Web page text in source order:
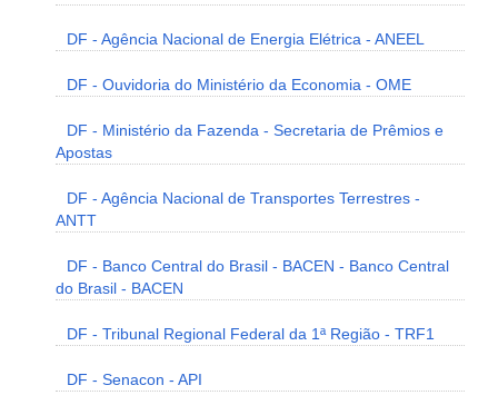
DF - Agência Nacional de Energia Elétrica - ANEEL
DF - Ouvidoria do Ministério da Economia - OME
DF - Ministério da Fazenda - Secretaria de Prêmios e
Apostas
DF - Agência Nacional de Transportes Terrestres -
ANTT
DF - Banco Central do Brasil - BACEN - Banco Central
do Brasil - BACEN
DF - Tribunal Regional Federal da 1ª Região - TRF1
DF - Senacon - API